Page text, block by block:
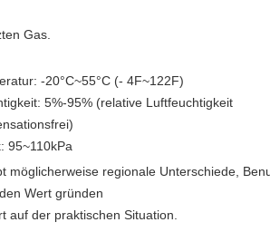
Gas.
-20°C~55°C (- 4F~122F)
5%-95% (relative Luftfeuchtigkeit
95~110kPa
möglicherweise regionale Unterschiede,
Wert gründen
auf der praktischen Situation.